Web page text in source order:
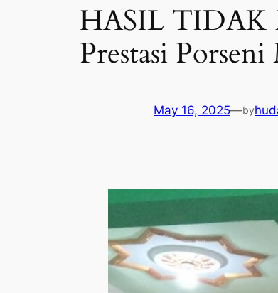
HASIL TIDAK
Prestasi
May 16, 2025—by